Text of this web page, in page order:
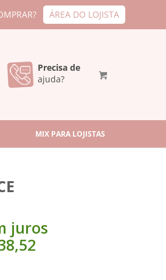
ÁREA DO LOJISTA
Precisa de
ajuda?
MIX PARA LOJISTAS
juros